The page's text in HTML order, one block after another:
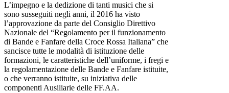
L’impegno e la dedizione di tanti musici che si
sono susseguiti negli anni, il 2016 ha visto
l’approvazione da parte del Consiglio Direttivo
Nazionale del “Regolamento per il funzionamento
di Bande e Fanfare della Croce Rossa Italiana” che
sancisce tutte le modalità di istituzione delle
formazioni, le caratteristiche dell’uniforme, i fregi e
la regolamentazione delle Bande e Fanfare istituite,
o che verranno istituite, su iniziativa delle
componenti Ausiliarie delle FF.AA.